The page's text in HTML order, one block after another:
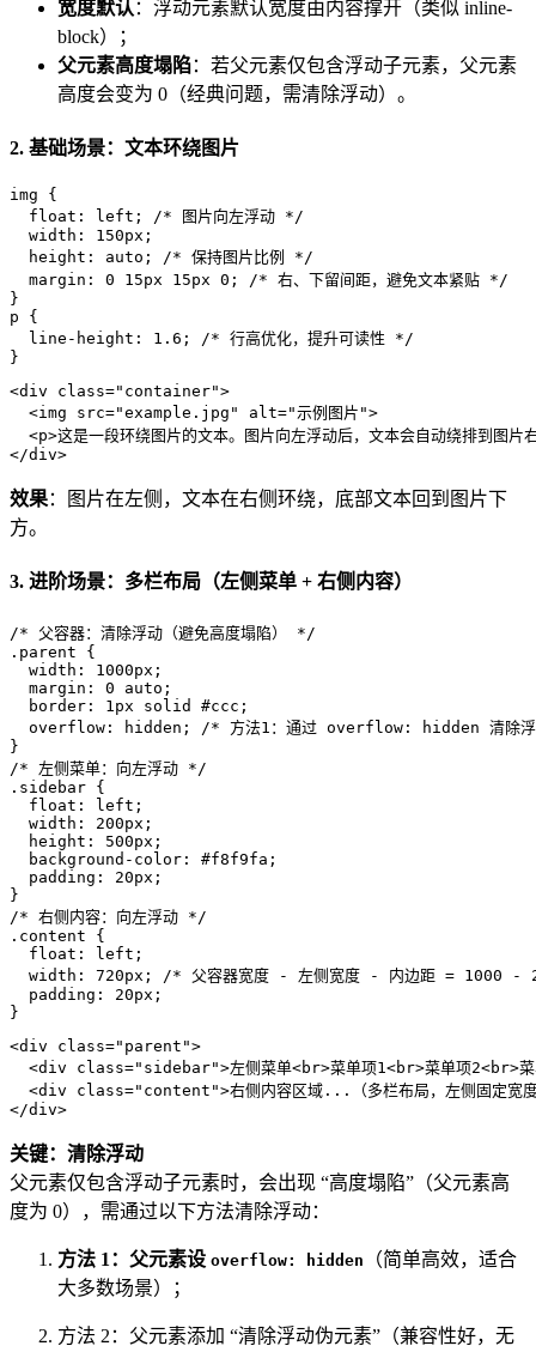
宽度默认 ：浮动元素默认宽度由内容撑开（类似 inline-
block）；
父元素高度塌陷：若父元素仅包含浮动子元素，父元素
高度会变为 0（经典问题，需清除浮动）。
2. 基础场景：文本环绕图片
img {
float : left; /* 图片向左浮动 */
width : 150px ;
height : auto; /* 保持图片比例 */
margin : 0 15px 15px 0 ; /* 右、下留间距，避免文本紧贴 */
p {
line-height : 1.6 ; /* 行高优化，提升可读性 */
}
<div class="container">
<img src="example.jpg" alt="示例图片">
<p>这是一段环绕图片的文本。图片向左浮动后，文本会自动绕排到图
</div>
效果：图片在左侧，文本在右侧环绕，底部文本回到图片下
方。
3. 进阶场景：多栏布局（左侧菜单 + 右侧内容）
/* 父容器：清除浮动（避免高度塌陷） */
.parent {
width : 1000px ;
margin : 0 auto;
border : 1px solid #ccc ;
overflow : hidden;
/* 方法1：通过 overflow: hidden 清除
/* 左侧菜单：向左浮动 */
.sidebar {
float : left;
width : 200px ;
height : 500px ;
background-color : #f8f9fa ;
padding : 20px ;
/* 右侧内容：向左浮动 */
.content {
float : left;
width : 720px ;
/* 父容器宽度 - 左侧宽度 - 内边距 =
padding : 20px ;
}
<div class="parent">
<div class="sidebar">左侧菜单<br>菜单项1 <br>菜单项2<br>
<div class="content">右侧内容区域...（多栏布局，左侧固定宽
</div>
关键：清除浮动
父元素仅包含浮动子元素时，会出现 “高度塌陷”（父元素高
度为 0），需通过以下方法清除浮动：
方法 1：父元素设 overflow: hidden
（简单高效，适合
大多数场景）；
方法 2：父元素添加 “清除浮动伪元素”（兼容性好，无